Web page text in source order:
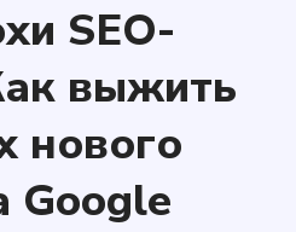
SEO-
выжить
нового
Google